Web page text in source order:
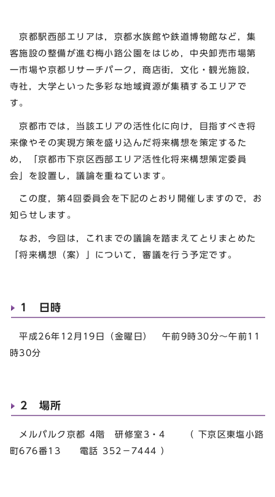
京都駅西部エリアは，京都水族館や鉄道博物館など，集
客施設の整備が進む梅小路公園をはじめ，中央卸売市場第
一市場や京都リサーチパーク，商店街，文化・観光施設，
寺社，大学といった多彩な地域資源が集積するエリアで
す。
京都市では，当該エリアの活性化に向け，目指すべき将
来像やその実現方策を盛り込んだ将来構想を策定するた
め，「京都市下京区西部エリア活性化将来構想策定委員
会」を設置し，議論を重ねています。
この度，第4回委員会を下記のとおり開催しますので，お
知らせします。
なお，今回は，これまでの議論を踏まえてとりまとめた
「将来構想（案）」について，審議を行う予定です。
1 日時
平成26年12月19日（金曜日） 午前9時30分～午前11
時30分
2 場所
メルパルク京都 4階 研修室3・4 （ 下京区東塩小路
町676番13 電話 352－7444 ）